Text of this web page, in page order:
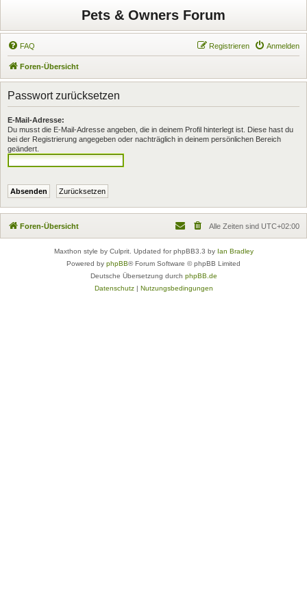
Pets & Owners Forum
FAQ Anmelden
Registrieren
Foren-Übersicht
Passwort zurücksetzen
E-Mail-Adresse:
Du musst die E-Mail-Adresse angeben, die in deinem Profil hinterlegt ist. Diese hast du
bei der Registrierung angegeben oder nachträglich in deinem persönlichen Bereich
geändert.
Foren-Übersicht Alle Zeiten sind UTC+02:00
Maxthon style by Culprit. Updated for phpBB3.3 by Ian Bradley
Powered by phpBB® Forum Software © phpBB Limited
Deutsche Übersetzung durch phpBB.de
Datenschutz| Nutzungsbedingungen